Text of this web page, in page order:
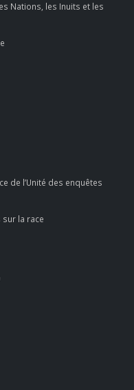
Nations, les Inuits et les
de l’Unité des enquêtes
sur la race